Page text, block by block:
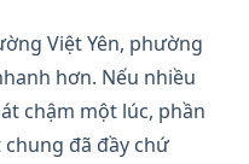
Việt Yên, phường
hơn. Nếu nhiều
chậm một lúc, phần
đã đầy chứ